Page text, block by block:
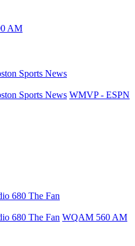
AM
Sports News
Sports News WMVP - ESPN
680 The Fan
680 The Fan WQAM 560 AM